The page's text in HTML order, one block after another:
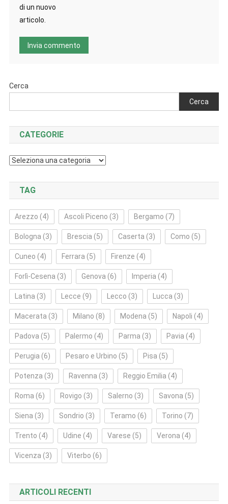
di un nuovo
articolo.
Cerca
Cerca
CATEGORIE
Categorie
TAG
Arezzo (4) Ascoli Piceno (3) Bergamo (7)
Bologna (3) Brescia (5) Caserta (3) Como (5)
Cuneo (4) Ferrara (5) Firenze (4)
Forlì‑Cesena (3) Genova (6) Imperia (4)
Latina (3) Lecce (9) Lecco (3) Lucca (3)
Macerata (3) Milano (8) Modena (5) Napoli (4)
Padova (5) Palermo (4) Parma (3) Pavia (4)
Perugia (6) Pesaro e Urbino (5) Pisa (5)
Potenza (3) Ravenna (3) Reggio Emilia (4)
Roma (6) Rovigo (3) Salerno (3) Savona (5)
Siena (3) Sondrio (3) Teramo (6) Torino (7)
Trento (4) Udine (4) Varese (5) Verona (4)
Vicenza (3) Viterbo (6)
ARTICOLI RECENTI